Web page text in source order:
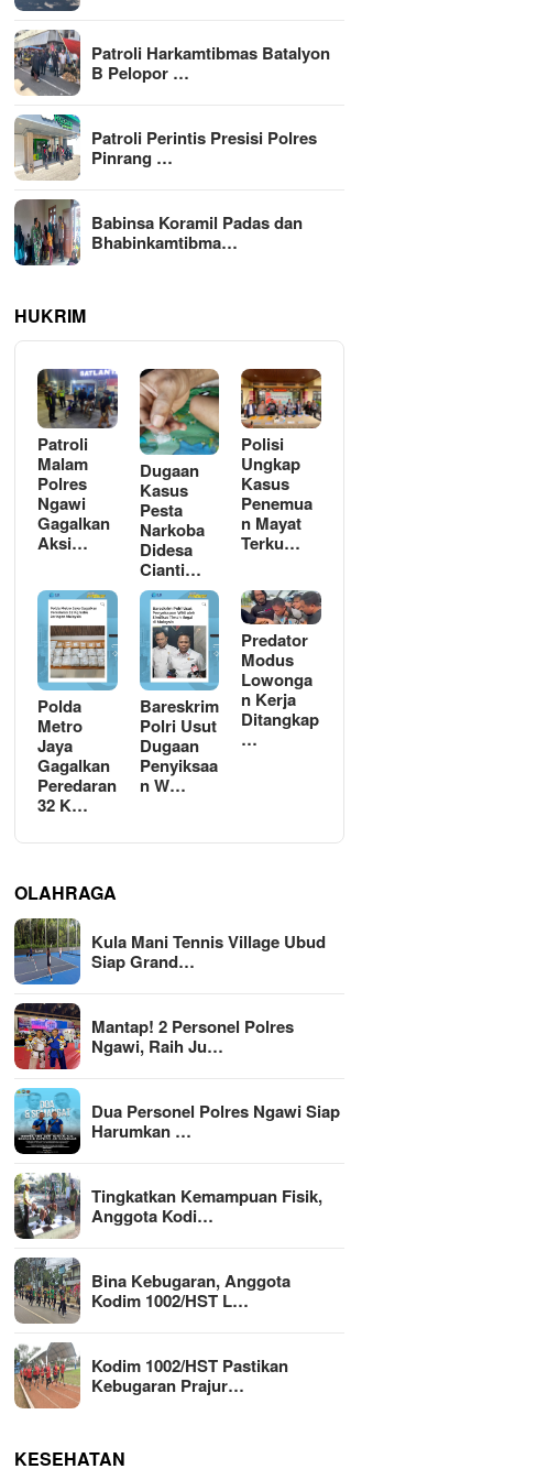
Patroli Harkamtibmas Batalyon
B Pelopor …
Patroli Perintis Presisi Polres
Pinrang …
Babinsa Koramil Padas dan
Bhabinkamtibma…
HUKRIM
Patroli
Malam
Polres
Ngawi
Gagalkan
Aksi…
Dugaan
Kasus
Pesta
Narkoba
Didesa
Cianti…
Polisi
Ungkap
Kasus
Penemua
n Mayat
Terku…
Polda
Metro
Jaya
Gagalkan
Peredaran
32 K…
Bareskrim
Polri Usut
Dugaan
Penyiksaa
n W…
Predator
Modus
Lowonga
n Kerja
Ditangkap
…
OLAHRAGA
Kula Mani Tennis Village Ubud
Siap Grand…
Mantap! 2 Personel Polres
Ngawi, Raih Ju…
Dua Personel Polres Ngawi Siap
Harumkan …
Tingkatkan Kemampuan Fisik,
Anggota Kodi…
Bina Kebugaran, Anggota
Kodim 1002/HST L…
Kodim 1002/HST Pastikan
Kebugaran Prajur…
KESEHATAN